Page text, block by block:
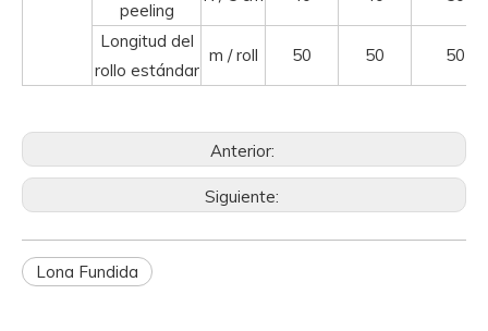
peeling
Longitud del
rollo estándar
m / roll 50 50 50
Anterior:
Siguiente:
Lona Fundida